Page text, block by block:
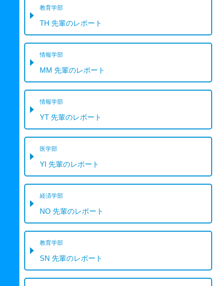
教育学部
TH 先輩のレポート
情報学部
MM 先輩のレポート
情報学部
YT 先輩のレポート
医学部
YI 先輩のレポート
経済学部
NO 先輩のレポート
教育学部
SN 先輩のレポート